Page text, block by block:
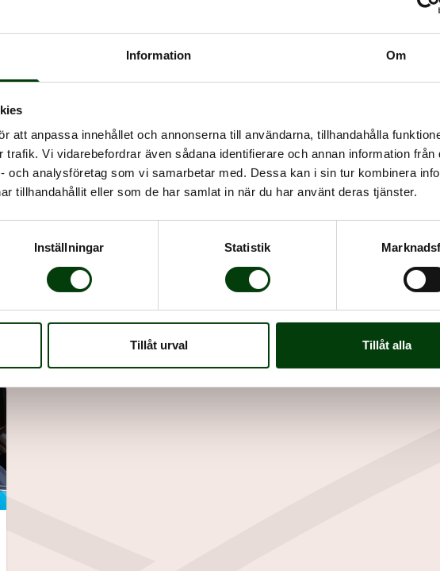
Information Om
att anpassa innehållet och annonserna till användarna, tillhandahålla
Vi vidarebefordrar även sådana identifierare och annan information från
och analysföretag som vi samarbetar med. Dessa kan i sin tur kombinera
tillhandahållit eller som de har samlat in när du har använt deras tjänster.
Inställningar Statistik
Tillåt urval Tillåt alla
stora möjligheter till utveckling både som
i Skövde, Lidköping och Mariestad.
Här hittar
typer av tjänster på den här sidan. Innan
och ett alkohol- och drogtest
i Skaraborg